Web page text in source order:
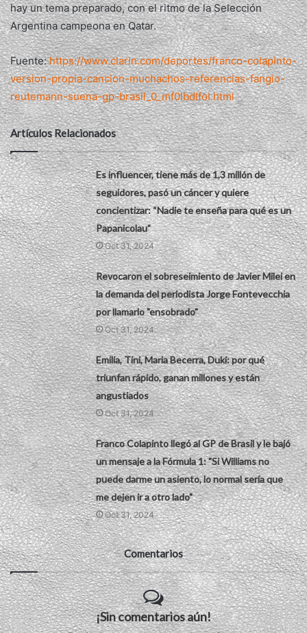
hay un tema preparado, con el ritmo de la Selección
Argentina campeona en Qatar.
Fuente:https://www.clarin.com/deportes/franco-colapinto-
version-propia-cancion-muchachos-referencias-fangio-
reutemann-suena-gp-brasil_0_mf0lbdlfoI.html
Artículos Relacionados
Es influencer, tiene más de 1,3 millón de
seguidores, pasó un cáncer y quiere
concientizar: “Nadie te enseña para qué es un
Papanicolau”
Oct 31, 2024
Revocaron el sobreseimiento de Javier Milei en
la demanda del periodista Jorge Fontevecchia
por llamarlo "ensobrado"
Oct 31, 2024
Emilia, Tini, Maria Becerra, Duki: por qué
triunfan rápido, ganan millones y están
angustiados
Oct 31, 2024
Franco Colapinto llegó al GP de Brasil y le bajó
un mensaje a la Fórmula 1: "Si Williams no
puede darme un asiento, lo normal sería que
me dejen ir a otro lado"
Oct 31, 2024
Comentarios
¡Sin comentarios aún!